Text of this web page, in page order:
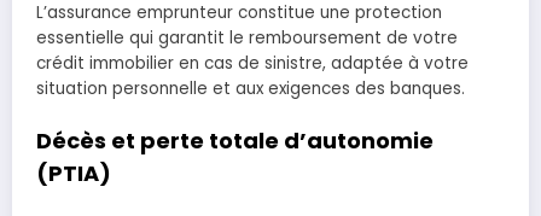
L’assurance emprunteur constitue une protection
essentielle qui garantit le remboursement de votre
crédit immobilier en cas de sinistre, adaptée à votre
situation personnelle et aux exigences des banques.
Décès et perte totale d’autonomie
(PTIA)